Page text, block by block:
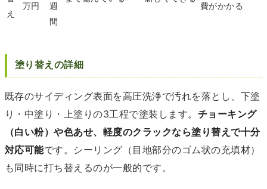
え
万円
週
間
費がかかる
塗り替えの詳細
既存のサイディング表面を高圧洗浄で汚れを落とし、下塗
り・中塗り・上塗りの3工程で塗装します。 チョーキング
（白い粉）や色あせ、軽度のクラックなら塗り替えで十分
対応可能です。シーリング（目地部分のゴム状の充填材）
も同時に打ち替えるのが一般的です。